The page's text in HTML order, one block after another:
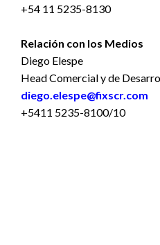
+54 11 5235-8130
Relación con los Medios
Diego Elespe
Head Comercial y de
diego.elespe@fixscr.com
+5411 5235-8100/10